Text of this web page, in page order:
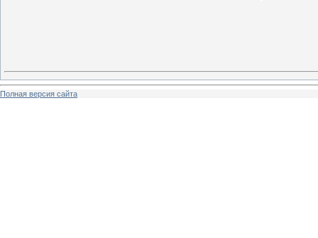
Полная версия сайта